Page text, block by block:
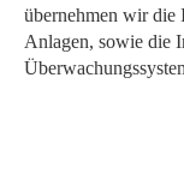
übernehmen wir die
Anlagen, sowie die